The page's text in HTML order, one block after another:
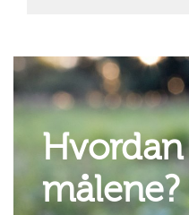
målene?